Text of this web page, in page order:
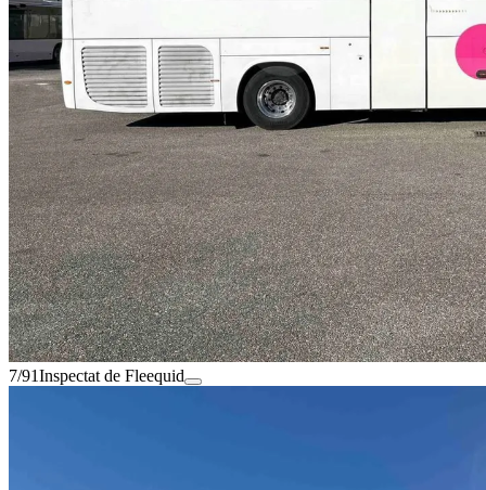
7/91Inspectat de Fleequid